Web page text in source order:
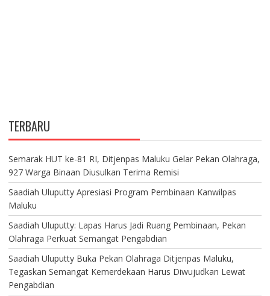
TERBARU
Semarak HUT ke-81 RI, Ditjenpas Maluku Gelar Pekan Olahraga,
927 Warga Binaan Diusulkan Terima Remisi
Saadiah Uluputty Apresiasi Program Pembinaan Kanwilpas
Maluku
Saadiah Uluputty: Lapas Harus Jadi Ruang Pembinaan, Pekan
Olahraga Perkuat Semangat Pengabdian
Saadiah Uluputty Buka Pekan Olahraga Ditjenpas Maluku,
Tegaskan Semangat Kemerdekaan Harus Diwujudkan Lewat
Pengabdian